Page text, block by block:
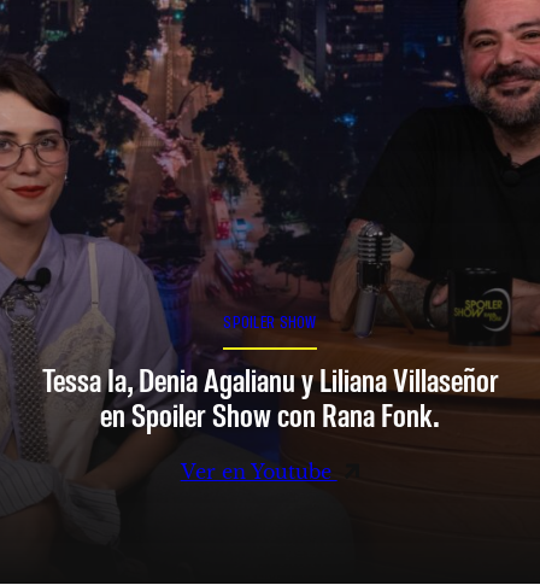
SPOILER SHOW
Tessa Ia, Denia Agalianu y Liliana Villaseñor
en Spoiler Show con Rana Fonk.
Ver en Youtube